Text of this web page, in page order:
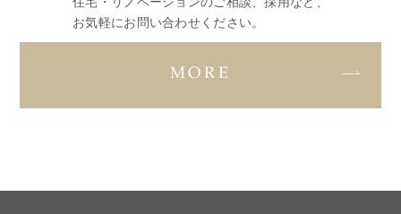
お気軽にお問い合わせください。
MORE